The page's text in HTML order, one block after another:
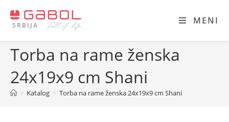
SRBIJA MENI
Torba na rame ženska
24x19x9 cm Shani
> Katalog > Torba na rame ženska 24x19x9 cm Shani